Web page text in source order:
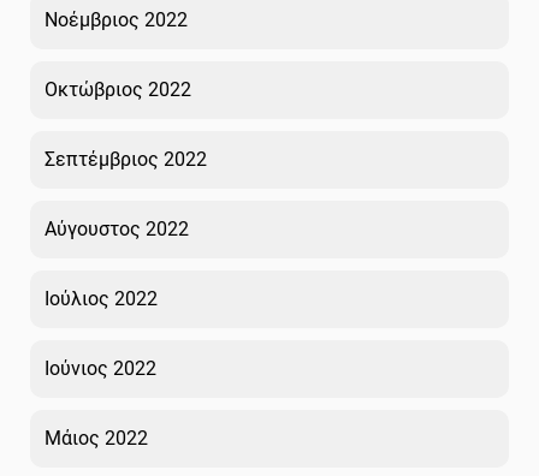
Νοέμβριος 2022
Οκτώβριος 2022
Σεπτέμβριος 2022
Αύγουστος 2022
Ιούλιος 2022
Ιούνιος 2022
Μάιος 2022